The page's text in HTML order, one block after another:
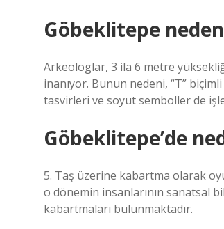
Göbeklitepe
Arkeologlar, 3 ila 6 metre
inanıyor. Bunun nedeni, “T”
tasvirleri ve soyut semboller de
Göbeklitepe’de
5. Taş üzerine kabartma olarak
o dönemin insanlarının sanatsal
kabartmaları bulunmaktadır.